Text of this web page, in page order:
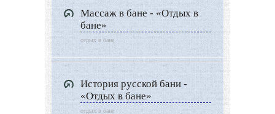
Массаж в бане - «Отдых в
бане»
отдых в бане
История русской бани -
«Отдых в бане»
отдых в бане